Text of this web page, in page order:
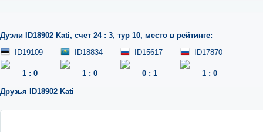
Дуэли ID18902 Kati, счет 24 : 3, тур 10, место в рейтинге:
ID19109
1 : 0
ID18834
1 : 0
ID15617
0 : 1
ID17870
1 : 0
Друзья ID18902 Kati